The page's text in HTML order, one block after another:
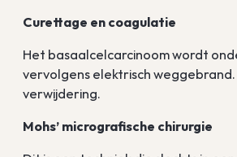
Curettage en coagulatie
Het basaalcelcarcinoom wordt
vervolgens elektrisch
verwijdering.
Mohs’ micrografische chirurgie